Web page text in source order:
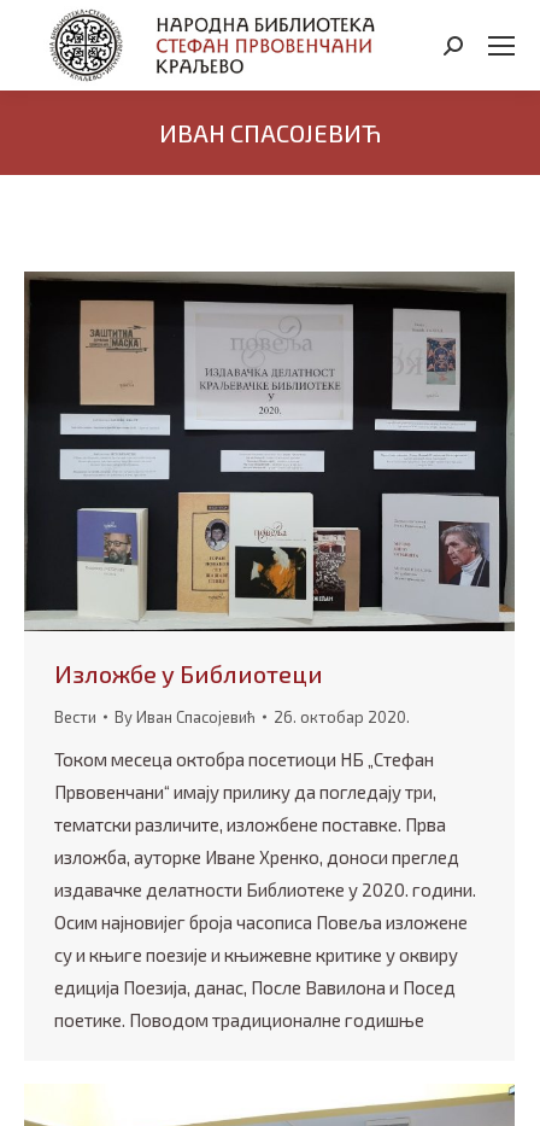
Search:
ИВАН СПАСОЈЕВИЋ
Изложбе у Библиотеци
Вести ByИван Спасојевић 26. октобар 2020.
Током месеца октобра посетиоци НБ „Стефан
Првовенчани“ имају прилику да погледају три,
тематски различите, изложбене поставке. Прва
изложба, ауторке Иване Хренко, доноси преглед
издавачке делатности Библиотеке у 2020. години.
Осим најновијег броја часописа Повеља изложене
су и књиге поезије и књижевне критике у оквиру
едиција Поезија, данас, После Вавилона и Посед
поетике. Поводом традиционалне годишње